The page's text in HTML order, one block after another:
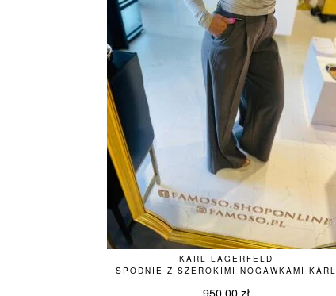
KARL LAGERFELD
SPODNIE Z SZEROKIMI NOGAWKAMI KARL
950,00 zł